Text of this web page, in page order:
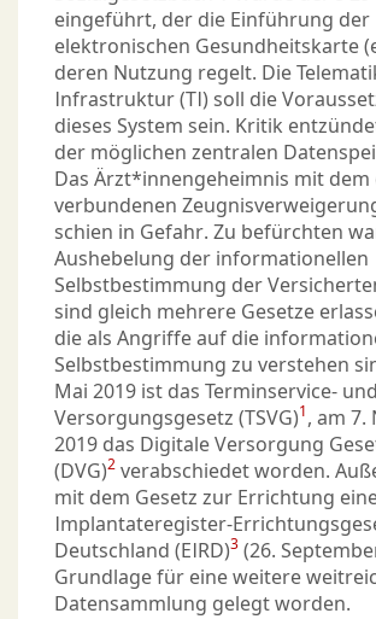
eingeführt, der die Einführung der
elektronischen Gesundheitskarte
deren Nutzung regelt. Die
Infrastruktur (TI) soll die
dieses System sein. Kritik
der möglichen zentralen
Das Ärzt*innengeheimnis mit
verbundenen
schien in Gefahr. Zu befürchten
Aushebelung der informationellen
Selbstbestimmung der
sind gleich mehrere Gesetze
die als Angriffe auf die
Selbstbestimmung zu verstehen
Mai 2019 ist das Terminservice- und
Versorgungsgesetz (TSVG)1 , am 7.
2019 das Digitale Versorgung
(DVG)2 verabschiedet worden.
mit dem Gesetz zur Errichtung
Implantateregister-
Deutschland (EIRD)3 (26.
Grundlage für eine weitere
Datensammlung gelegt worden.